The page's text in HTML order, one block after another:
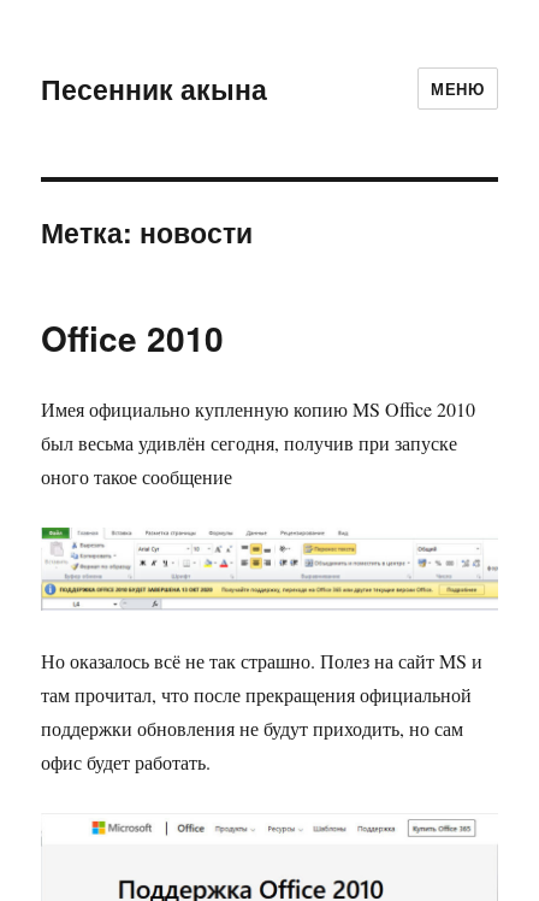
Песенник акына МЕНЮ
Метка: новости
Office 2010
Имея официально купленную копию MS Office 2010
был весьма удивлён сегодня, получив при запуске
оного такое сообщение
Но оказалось всё не так страшно. Полез на сайт MS и
там прочитал, что после прекращения официальной
поддержки обновления не будут приходить, но сам
офис будет работать.